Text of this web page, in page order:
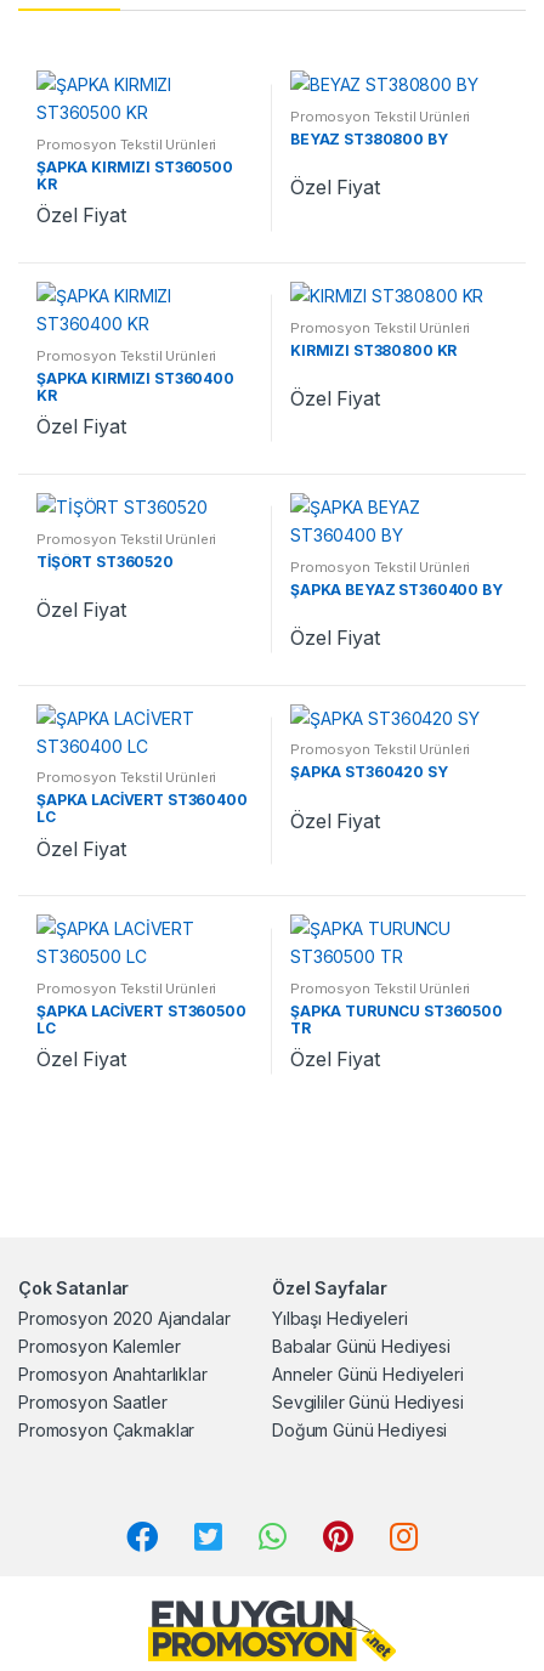
Promosyon Tekstil Ürünleri
ŞAPKA KIRMIZI ST360500
KR
Özel Fiyat
Promosyon Tekstil Ürünleri
BEYAZ ST380800 BY
Özel Fiyat
Promosyon Tekstil Ürünleri
ŞAPKA KIRMIZI ST360400
KR
Özel Fiyat
Promosyon Tekstil Ürünleri
KIRMIZI ST380800 KR
Özel Fiyat
Promosyon Tekstil Ürünleri
TİŞÖRT ST360520
Özel Fiyat
Promosyon Tekstil Ürünleri
ŞAPKA BEYAZ ST360400 BY
Özel Fiyat
Promosyon Tekstil Ürünleri
ŞAPKA LACİVERT ST360400
LC
Özel Fiyat
Promosyon Tekstil Ürünleri
ŞAPKA ST360420 SY
Özel Fiyat
Promosyon Tekstil Ürünleri
ŞAPKA LACİVERT ST360500
LC
Özel Fiyat
Promosyon Tekstil Ürünleri
ŞAPKA TURUNCU ST360500
TR
Özel Fiyat
Çok Satanlar
Promosyon 2020 Ajandalar
Promosyon Kalemler
Promosyon Anahtarlıklar
Promosyon Saatler
Promosyon Çakmaklar
Özel Sayfalar
Yılbaşı Hediyeleri
Babalar Günü Hediyesi
Anneler Günü Hediyeleri
Sevgililer Günü Hediyesi
Doğum Günü Hediyesi